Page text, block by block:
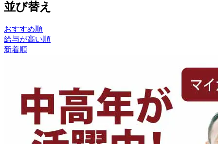
並び替え
おすすめ順
給与が高い順
新着順